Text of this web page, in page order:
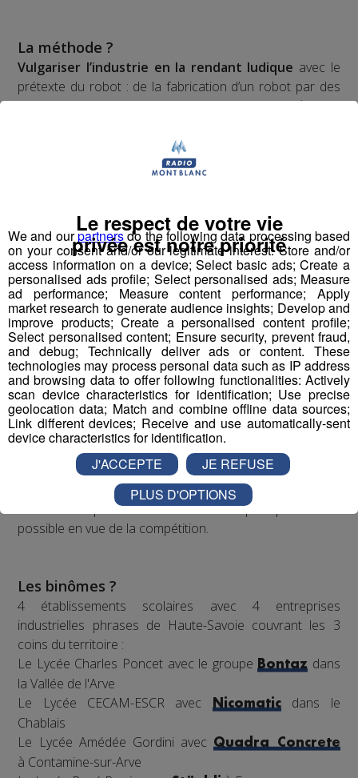
La méthode ?
Vulgariser l’industrie en la rendant ludique avec le
prétexte du robot : de la fabrication d’un robot par des
collégiens et lycéens sur plusieurs mois à leur
"First Tech Challenge" en points d’orgue, avec leur robot
fabriquer un robot à partir d'un kit de pièces détachées
fourni par l'association organisatrice la compétition
"Robotique First France". Dans le cadre de TOP FAB, le
Groupe Mont Blanc Médias fait appel à4
établissements scolaires volontairesparticipant au
challenge en les associant à4 entreprises
industriellesd’envergure sur le territoire pour former
des binômes.
Pour mener à bien leur projet et tenter de
remporter la compétition nationale à Lyon le 22 mars,
ils pourront compter surle coaching de
l’association,et reconnue par la French Fab ; mais
égalementl’accompagnement de leurs entreprises
présentes en école et en accueillant les
classes pour visites, conseils et fabrication de pièces
nécessaires pour rendre le robot le plus performant
possible en vue de la compétition.
Les binômes ?
4 établissements scolaires avec 4 entreprises
industrielles phrases de Haute-Savoie couvrant les 3
coins du territoire :
Le Lycée Charles Poncet avec le groupe Bontaz dans
la Vallée de l'Arve
Le Lycée CECAM-ESCR avec
Nicomaticdans le
Chablais
Le Lycée Amédée Gordini avecQuadra Concrete
à Contamine-sur-Arve
We and ourpartnersdo the following data processing based
on your consent and/or our legitimate interest: Store and/or
access information on a device; Select basic ads; Create a
personalised ads profile; Select personalised ads; Measure
ad performance; Measure content performance; Apply
market research to generate audience insights; Develop and
improve products; Create a personalised content profile;
Select personalised content; Ensure security, prevent fraud,
and debug; Technically deliver ads or content. These
technologies may process personal data such as IP address
and browsing data to offer following functionalities: Actively
scan device characteristics for identification; Use precise
geolocation data; Match and combine offline data sources;
Link different devices; Receive and use automatically-sent
device characteristics for identification.
Le respect de votre vie
privée est notre priorité
J'ACCEPTE
JE REFUSE
PLUS D'OPTIONS